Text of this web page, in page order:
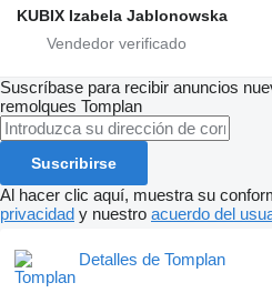
KUBIX Izabela Jablonowska
Suscríbase para recibir anuncios
remolques Tomplan
Suscribirse
Al hacer clic aquí, muestra su
privacidad y nuestro acuerdo del
Detalles de Tomplan